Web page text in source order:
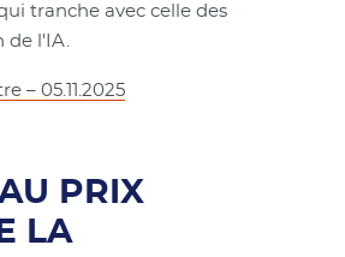
tranche avec celle des
de l'IA.
– 05.11.2025
PRIX
LA